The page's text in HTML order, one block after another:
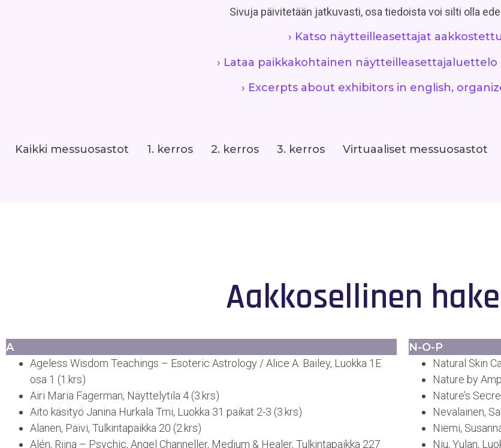
Sivuja päivitetään jatkuvasti, osa tiedoista voi silti olla
› Katso näytteilleasettajat
› Lataa paikkakohtainen näytteilleasettajaluettelo
› Excerpts about exhibitors in english,
Kaikki messuosastot 1. kerros 2. kerros 3. kerros Virtuaaliset messuosastot
Aakkosellinen
A
Ageless Wisdom Teachings – Esoteric Astrology / Alice A. Bailey, Luokka 1E
osa 1 (1.krs)
Airi Maria Fagerman, Näyttelytila 4 (3.krs)
Aito käsityö Janina Hurkala Tmi, Luokka 31 paikat 2-3 (3.krs)
Alanen, Päivi, Tulkintapaikka 20 (2.krs)
Alén, Riina – Psychic, Angel Channeller, Medium & Healer, Tulkintapaikka 227
N-O-P
Natural Skin
Nature by
Nature’s
Nevalainen,
Niemi,
Niu, Yulan,